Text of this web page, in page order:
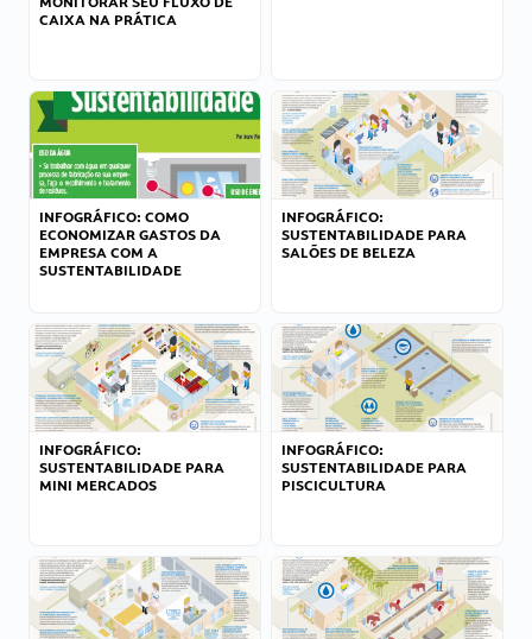
CAIXA NA PRÁTICA
INFOGRÁFICO: COMO
ECONOMIZAR GASTOS DA
EMPRESA COM A
SUSTENTABILIDADE
INFOGRÁFICO:
SUSTENTABILIDADE PARA
SALÕES DE BELEZA
INFOGRÁFICO:
SUSTENTABILIDADE PARA
MINI MERCADOS
INFOGRÁFICO:
SUSTENTABILIDADE PARA
PISCICULTURA